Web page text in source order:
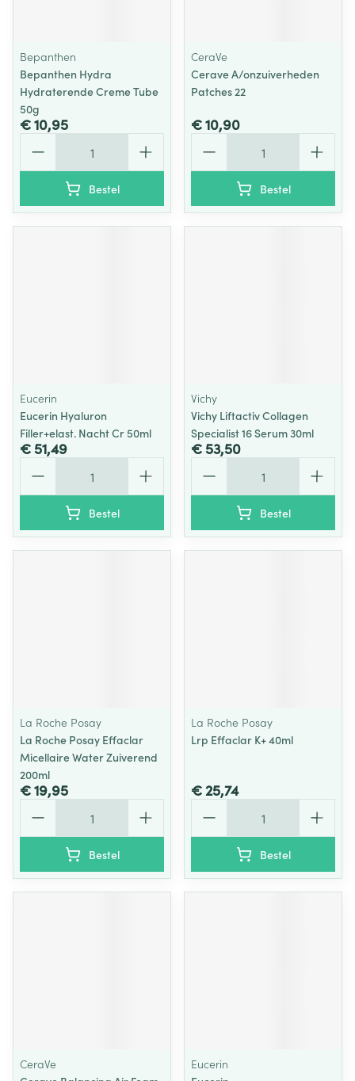
Bepanthen
Bepanthen Hydra
Hydraterende Creme Tube
50g
€ 10,95
Bestel
CeraVe
Cerave A/onzuiverheden
Patches 22
€ 10,90
Bestel
Eucerin
Eucerin Hyaluron
Filler+elast. Nacht Cr 50ml
€ 51,49
Bestel
Vichy
Vichy Liftactiv Collagen
Specialist 16 Serum 30ml
€ 53,50
Bestel
La Roche Posay
La Roche Posay Effaclar
Micellaire Water Zuiverend
200ml
€ 19,95
Bestel
La Roche Posay
Lrp Effaclar K+ 40ml
€ 25,74
Bestel
CeraVe
Eucerin